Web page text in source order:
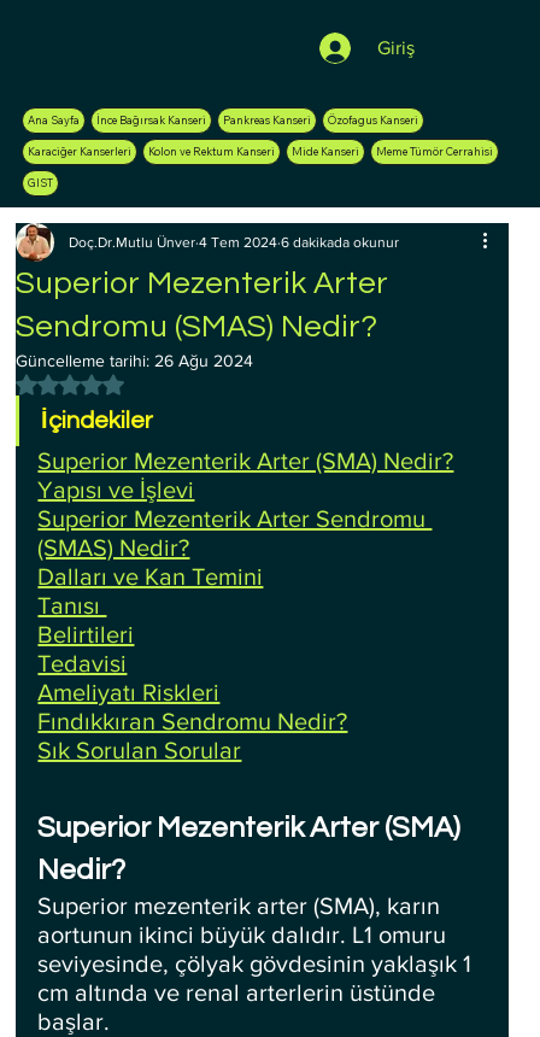
Giriş
Ana Sayfa İnce Bağırsak Kanseri Pankreas Kanseri Özofagus Kanseri
Karaciğer Kanserleri Kolon ve Rektum Kanseri Mide Kanseri Meme Tümör Cerrahisi
GIST
Superior Mezenterik Arter
Sendromu (SMAS) Nedir?
Doç.Dr.Mutlu Ünver 4 Tem 2024 6 dakikada okunur
Güncelleme tarihi:26 Ağu 2024
5 üzerinden NaN yıldız
İçindekiler
Superior Mezenterik Arter (SMA) Nedir?
Yapısı ve İşlevi
Superior Mezenterik Arter Sendromu
(SMAS) Nedir?
Dalları ve Kan Temini
Tanısı
Belirtileri
Tedavisi
Ameliyatı Riskleri
Fındıkkıran Sendromu Nedir?
Sık Sorulan Sorular
Superior Mezenterik Arter (SMA)
Nedir?
Superior mezenterik arter (SMA), karın
aortunun ikinci büyük dalıdır. L1 omuru
seviyesinde, çölyak gövdesinin yaklaşık 1
cm altında ve renal arterlerin üstünde
başlar.